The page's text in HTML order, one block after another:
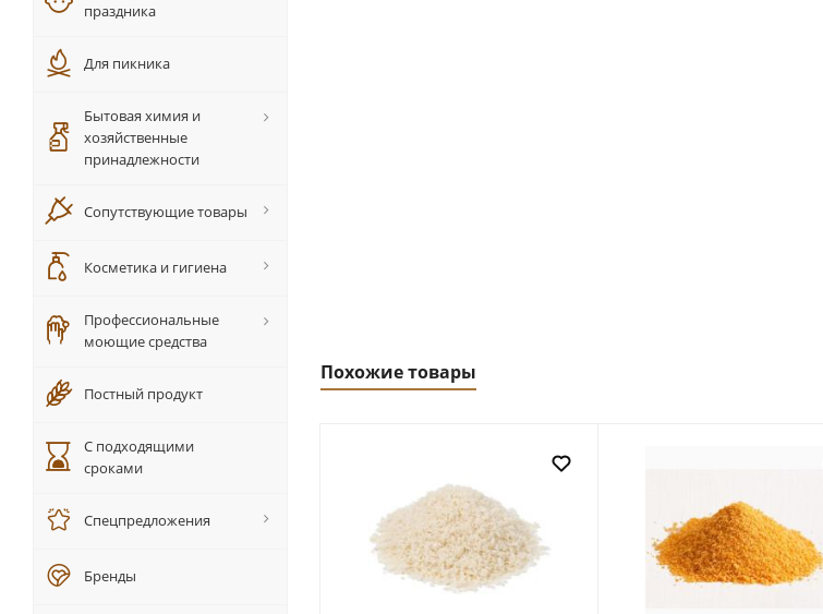
Похожие товары
праздника
Для пикника
Бытовая химия и
хозяйственные
принадлежности
Сопутствующие товары
Косметика и гигиена
Профессиональные
моющие средства
Постный продукт
С подходящими
сроками
Спецпредложения
Бренды